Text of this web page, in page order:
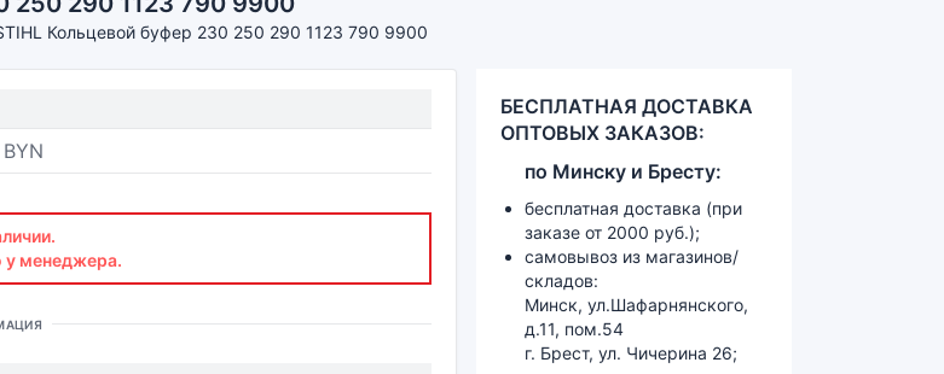
Кольцевой буфер 230 250 290 1123 790 9900
менеджера.
БЕСПЛАТНАЯ ДОСТАВКА
ОПТОВЫХ ЗАКАЗОВ:
по Минску и Бресту:
бесплатная доставка (при
заказе от 2000 руб.);
самовывоз из магазинов/
складов:
Минск, ул.Шафарнянского,
д.11, пом.54
г. Брест, ул. Чичерина 26;